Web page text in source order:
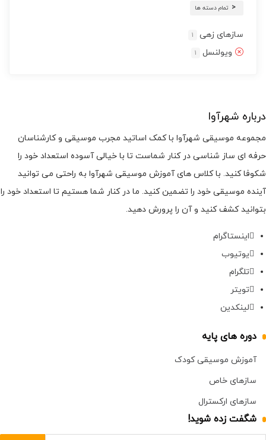
تمام دسته ها
سازهای زهی 1
ویولنسل 1
درباره شهرآوا
مجموعه موسیقی شهرآوا با کمک اساتید مجرب موسیقی و کارشناسان
حرفه ای ساز شناسی در کنار شماست تا با خیالی آسوده استعداد خود را
شکوفا کنید. با کلاس های آموزش موسیقی شهرآوا به راحتی می توانید
آینده موسیقی خود را تضمین کنید. ما در کنار شما هستیم تا استعداد خود را
بتوانید کشف کنید و آن را پرورش دهید.
اینستاگرام
یوتیوب
تلگرام
تویتر
لینکدین
دوره های پایه
آموزش موسیقی کودک
سازهای خاص
سازهای ارکسترال
شگفت زده شوید!